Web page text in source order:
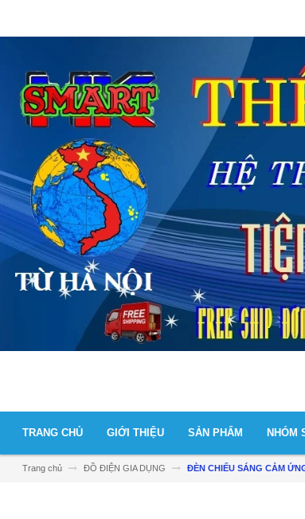
TRANG CHỦ GIỚI THIỆU SẢN PHẨM NHÓM
Trang chủ ĐỒ ĐIỆN GIA DỤNG ĐÈN CHIẾU SÁNG CẢM